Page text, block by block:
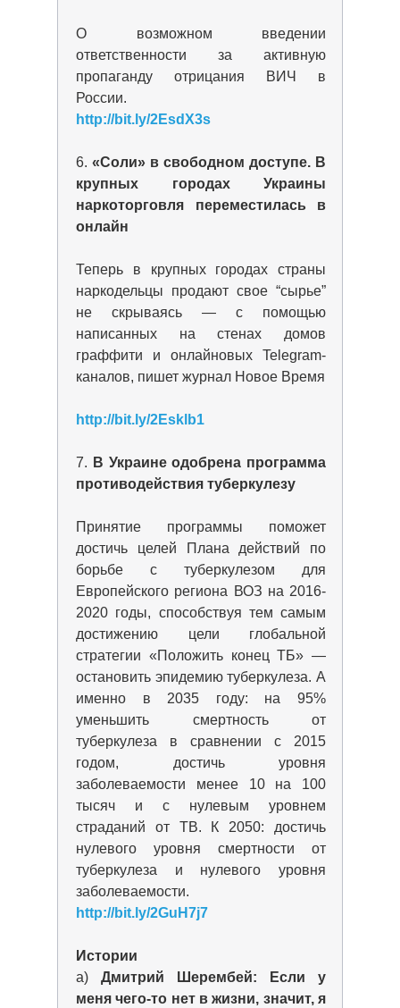
О возможном введении
ответственности за активную
пропаганду отрицания ВИЧ в
России.
http://bit.ly/2EsdX3s
6. «Соли» в свободном доступе. В
крупных городах Украины
наркоторговля переместилась в
онлайн
Теперь в крупных городах страны
наркодельцы продают свое “сырье”
не скрываясь — с помощью
написанных на стенах домов
граффити и онлайновых Telegram-
каналов, пишет журнал Новое Время
http://bit.ly/2Esklb1
7. В Украине одобрена программа
противодействия туберкулезу
Принятие программы поможет
достичь целей Плана действий по
борьбе с туберкулезом для
Европейского региона ВОЗ на 2016-
2020 годы, способствуя тем самым
достижению цели глобальной
стратегии «Положить конец ТБ» —
остановить эпидемию туберкулеза. А
именно в 2035 году: на 95%
уменьшить смертность от
туберкулеза в сравнении с 2015
годом, достичь уровня
заболеваемости менее 10 на 100
тысяч и с нулевым уровнем
страданий от ТВ. К 2050: достичь
нулевого уровня смертности от
туберкулеза и нулевого уровня
заболеваемости.
http://bit.ly/2GuH7j7
Истории
а) Дмитрий Шерембей: Если у
меня чего-то нет в жизни, значит, я